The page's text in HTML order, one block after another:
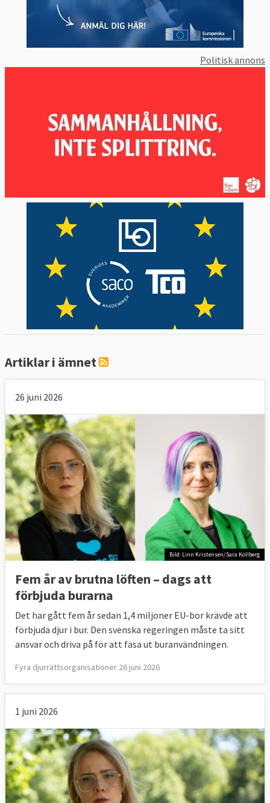
Politisk annons
Artiklar i ämnet
26 juni 2026
Bild: Linn Kristensen/Sara Kollberg
Fem år av brutna löften – dags att
förbjuda burarna
Det har gått fem år sedan 1,4 miljoner EU-bor krävde att
förbjuda djur i bur. Den svenska regeringen måste ta sitt
ansvar och driva på för att fasa ut buranvändningen.
Fyra djurrättsorganisationer 26 juni 2026
1 juni 2026